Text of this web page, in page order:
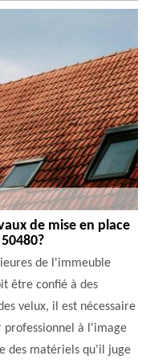
de mise en place
de l'immeuble
être confié à des
velux, il est nécessaire
professionnel à l'image
des matériels qu'il juge